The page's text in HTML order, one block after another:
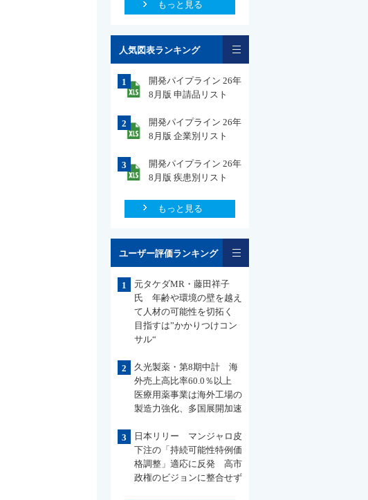
もっと見る
人気図表ランキング
1
開発パイプライン 26年
8月版 申請品リスト
2
開発パイプライン 26年
8月版 企業別リスト
3
開発パイプライン 26年
8月版 疾患別リスト
もっと見る
ユーザー評価ランキング
1
元タケダMR・藤田祥子
氏 年齢や環境の壁を越え
て人材の可能性を切拓く
目指すは”かかりつけコン
サル“
2
久光製薬・第8期中計 海
外売上高比率60.0％以上
医療用薬事業は海外工場の
製造力強化、多国展開加速
3
日本リリー マンジャロ皮
下注の「持続可能性特例価
格調整」適応に反発 高市
政権のビジョンに整合せず